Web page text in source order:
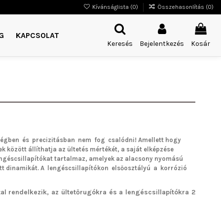
Kívánságlista (0) Összehasonlítás (0)
KAPCSOLAT
Keresés Bejelentkezés Kosár
és precizitásban nem fog csalódni! Amellett hogy
között állíthatja az ültetés mértékét, a saját elképzése
tartalmaz, amelyek az alacsony nyomású
dinamikát. A lengéscsillapítókon elsőosztályú a korrózió
rendelkezik, az ültetőrugókra és a lengéscsillapítókra 2